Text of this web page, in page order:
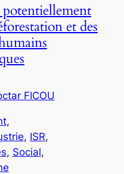
potentiellement
et des
FICOU
, ISR
, Social